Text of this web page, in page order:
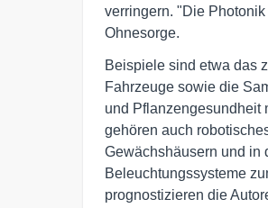
verringern. "Die
Ohnesorge.
Beispiele sind etwa das
Fahrzeuge sowie die
und Pflanzengesundheit
gehören auch
Gewächshäusern und in
Beleuchtungssysteme
prognostizieren die